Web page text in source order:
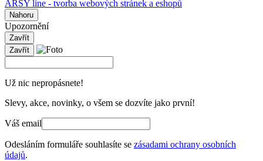
ARSY line - tvorba webových stránek a eshopů
Nahoru
Upozornění
Zavřít
Zavřít
Už nic nepropásnete!
Slevy, akce, novinky, o všem se dozvíte jako první!
Váš email
Odesláním formuláře souhlasíte se zásadami ochrany osobních
údajů.